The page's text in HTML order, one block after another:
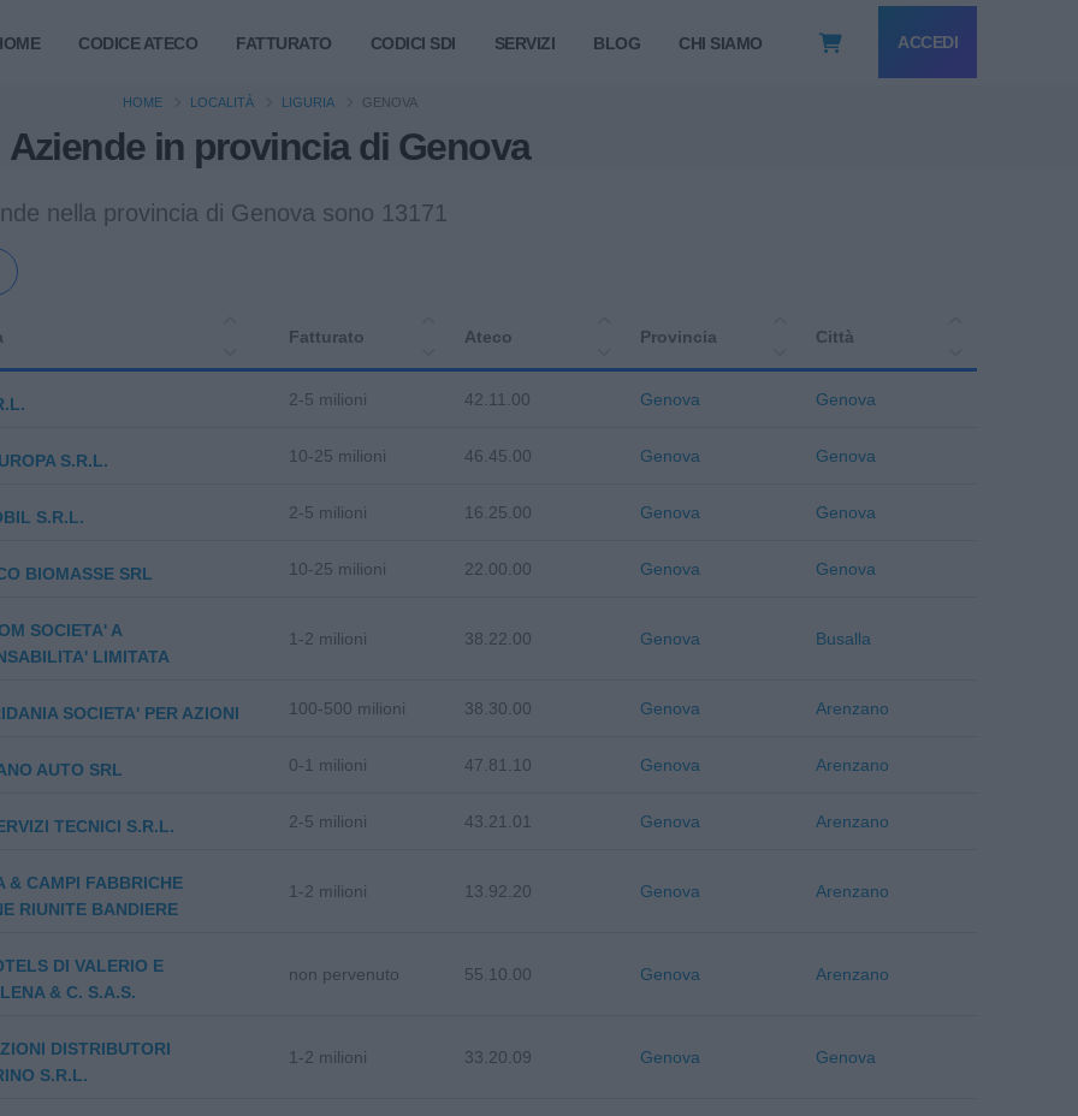
CODICE ATECO FATTURATO CODICI SDI SERVIZI BLOG CHI SIAMO ACCEDI
Aziende in provincia di Genova
HOME LOCALITÀ LIGURIA GENOVA
nella provincia di Genova sono 13171
Fatturato Ateco Provincia Città
2-5 milioni 42.11.00 Genova Genova
S.R.L. 10-25 milioni 46.45.00 Genova Genova
S.R.L. 2-5 milioni 16.25.00 Genova Genova
BIOMASSE SRL 10-25 milioni 22.00.00 Genova Genova
SOCIETA' A
LIMITATA
1-2 milioni 38.22.00 Genova Busalla
SOCIETA' PER AZIONI 100-500 milioni 38.30.00 Genova Arenzano
AUTO SRL 0-1 milioni 47.81.10 Genova Arenzano
TECNICI S.R.L. 2-5 milioni 43.21.01 Genova Arenzano
& CAMPI FABBRICHE
RIUNITE BANDIERE
1-2 milioni 13.92.20 Genova Arenzano
DI VALERIO E
& C. S.A.S.
non pervenuto 55.10.00 Genova Arenzano
DISTRIBUTORI
S.R.L.
1-2 milioni 33.20.09 Genova Genova